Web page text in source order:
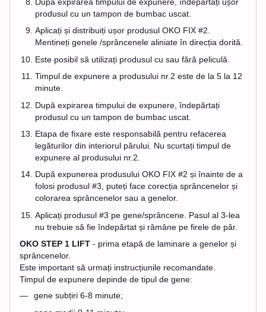
produsul cu un tampon de bumbac uscat.
Aplicați și distribuiți ușor produsul OKO FIX #2.
Mentineți genele /sprâncenele aliniate în direcția dorită.
Este posibil să utilizați produsul cu sau fără peliculă.
Timpul de expunere a produsului nr.2 este de la 5 la 12
minute.
După expirarea timpului de expunere, îndepărtați
produsul cu un tampon de bumbac uscat.
Etapa de fixare este responsabilă pentru refacerea
legăturilor din interiorul părului. Nu scurtați timpul de
expunere al produsului nr.2.
După expunerea produsului OKO FIX #2 și înainte de a
folosi produsul #3, puteți face corecția sprâncenelor și
colorarea sprâncenelor sau a genelor.
Aplicați produsul #3 pe gene/sprâncene. Pasul al 3-lea
nu trebuie să fie îndepărtat și rămâne pe firele de păr.
OKO STEP 1 LIFT - prima etapă de laminare a genelor și
sprâncenelor.
Este important să urmați instrucțiunile recomandate.
Timpul de expunere depinde de tipul de gene:
gene subțiri 6-8 minute;